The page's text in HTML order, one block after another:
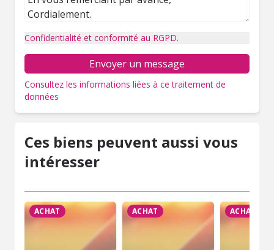
Confidentialité et conformité au RGPD.
Envoyer un message
Consultez les informations liées à ce traitement de
données
Ces biens peuvent aussi vous
intéresser
ACHAT ACHAT ACHAT